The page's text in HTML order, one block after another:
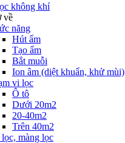
không khí
về
năng
Hút ẩm
Tạo ẩm
Bắt muỗi
Ion âm (diệt khuẩn, khử mùi)
vi lọc
Ô tô
Dưới 20m2
20-40m2
Trên 40m2
màng lọc